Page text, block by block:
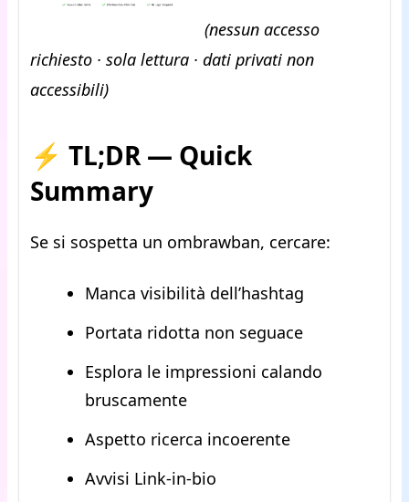
(nessun accesso
richiesto · sola lettura · dati privati non
accessibili)
⚡ TL;DR — Quick
Summary
Se si sospetta un ombrawban, cercare:
Manca visibilità dell’hashtag
Portata ridotta non seguace
Esplora le impressioni calando
bruscamente
Aspetto ricerca incoerente
Avvisi Link-in-bio